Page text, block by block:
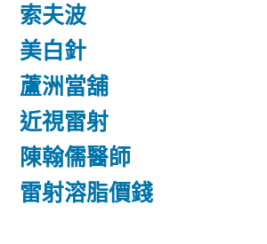
索夫波
美白針
蘆洲當舖
近視雷射
陳翰儒醫師
雷射溶脂價錢